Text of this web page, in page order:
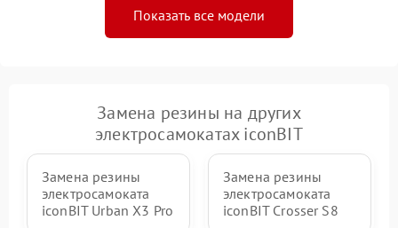
Показать все модели
Замена резины на других
электросамокатах iconBIT
Замена резины
электросамоката
iconBIT Urban X3 Pro
Замена резины
электросамоката
iconBIT Crosser S8